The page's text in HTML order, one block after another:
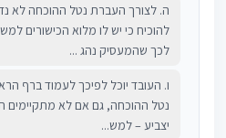
ה. לצורך העברת נטל ההוכחה לא
להוכיח כי יש לו מלוא הכישורים
לכך שהמעסיק נהג ...
ו. העובד יוכל לפיכך לעמוד ברף
יצביע – למש...